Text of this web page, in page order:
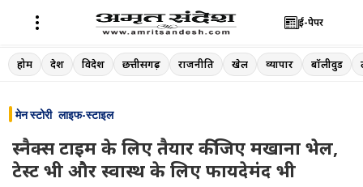
Skip
to
ई-पेपर
होम देश विदेश छत्तीसगढ़ राजनीति खेल व्यापार बॉलीवुड
मेन स्टोरी लाइफ-स्टाइल
स्नैक्स टाइम के लिए तैयार कीजिए मखाना भेल,
टेस्ट भी और स्वास्थ के लिए फायदेमंद भी